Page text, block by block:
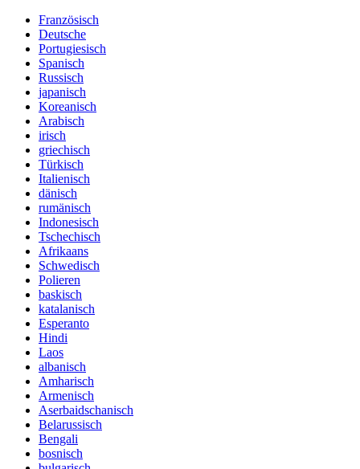
Französisch
Deutsche
Portugiesisch
Spanisch
Russisch
japanisch
Koreanisch
Arabisch
irisch
griechisch
Türkisch
Italienisch
dänisch
rumänisch
Indonesisch
Tschechisch
Afrikaans
Schwedisch
Polieren
baskisch
katalanisch
Esperanto
Hindi
Laos
albanisch
Amharisch
Armenisch
Aserbaidschanisch
Belarussisch
Bengali
bosnisch